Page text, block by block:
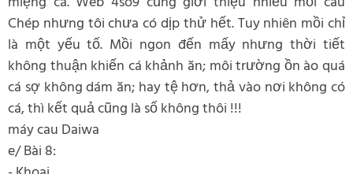
Chép nhưng tôi chưa có dịp thử hết. Tuy nhiên mồi chỉ
là một yếu tố. Mồi ngon đến mấy nhưng thời tiết
không thuận khiến cá khảnh ăn; môi trường ồn ào quá
cá sợ không dám ăn; hay tệ hơn, thả vào nơi không có
cá, thì kết quả cũng là số không thôi !!!
máy cau Daiwa
e/ Bài 8: